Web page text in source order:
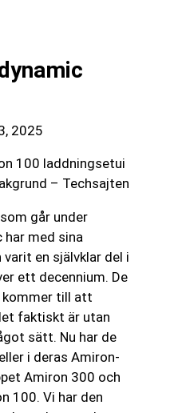
2025
går under
har med sina
en självklar del i
ett decennium. De
till att
faktiskt är utan
sätt. Nu har de
i deras Amiron-
Amiron 300 och
100. Vi har den